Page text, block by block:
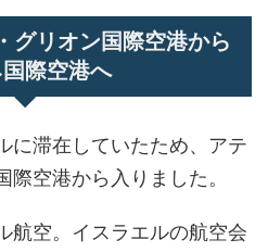
グリオン国際空港から
際空港へ
に滞在していたため、アテ
空港から入りました。
航空。イスラエルの航空会